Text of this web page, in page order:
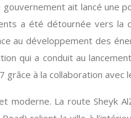
ait lancé une
a été détournée vers
au développement des
qui a conduit au
à la collaboration avec
La route Sheyk